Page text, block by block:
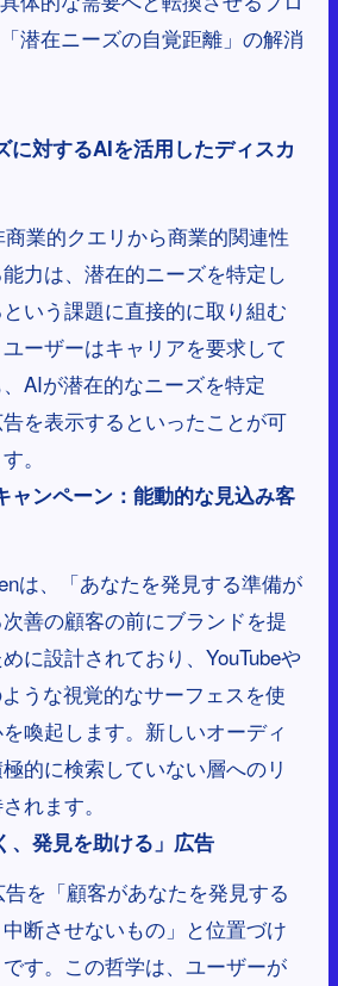
潜在ニーズの自覚距離」の解消
に対するAIを活用したディスカ
業的クエリから商業的関連性
力は、潜在的ニーズを特定し
いう課題に直接的に取り組む
ーザーはキャリアを要求して
AIが潜在的なニーズを特定
を表示するといったことが可
。
ャンペーン：能動的な見込み客
は、「あなたを発見する準備が
善の顧客の前にブランドを提
に設計されており、YouTubeや
うな視覚的なサーフェスを使
喚起します。新しいオーディ
的に検索していない層へのリ
れます。
、発見を助ける」広告
を「顧客があなたを発見する
断させないもの」と位置づけ
す。この哲学は、ユーザーが